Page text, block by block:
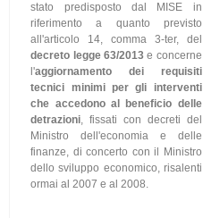
stato predisposto dal MISE in
riferimento a quanto previsto
all'articolo 14, comma 3-ter, del
decreto legge 63/2013 e concerne
l'aggiornamento dei requisiti
tecnici minimi per gli interventi
che accedono al beneficio delle
detrazioni, fissati con decreti del
Ministro dell'economia e delle
finanze, di concerto con il Ministro
dello sviluppo economico, risalenti
ormai al 2007 e al 2008.